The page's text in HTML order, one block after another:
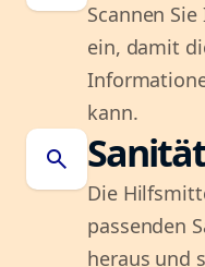
Scannen
ein, damit
kann.
search
Die
passenden
heraus und